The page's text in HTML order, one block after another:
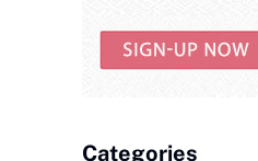
Categories